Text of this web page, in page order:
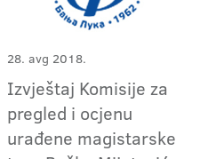
28. avg 2018.
Izvještaj Komisije za
pregled i ocjenu
urađene magistarske